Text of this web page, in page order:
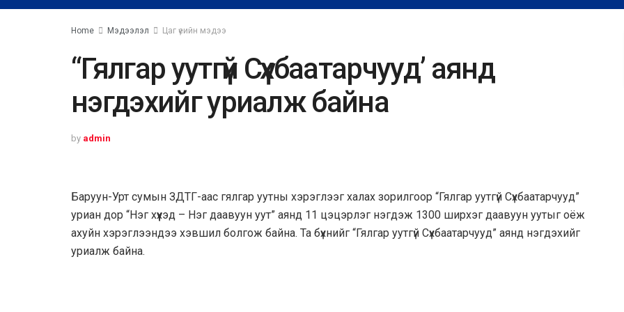
Home Мэдээлэл Цаг үеийн мэдээ
“Гялгар уутгүй Сүхбаатарчууд’ аянд
нэгдэхийг уриалж байна
by admin
Баруун-Урт сумын ЗДТГ-аас гялгар уутны хэрэглээг халах зорилгоор “Гялгар уутгүй Сүхбаатарчууд”
уриан дор “Нэг хүүхэд – Нэг даавуун уут” аянд 11 цэцэрлэг нэгдэж 1300 ширхэг даавуун уутыг оёж
ахуйн хэрэглээндээ хэвшил болгож байна. Та бүхнийг “Гялгар уутгүй Сүхбаатарчууд” аянд нэгдэхийг
уриалж байна.